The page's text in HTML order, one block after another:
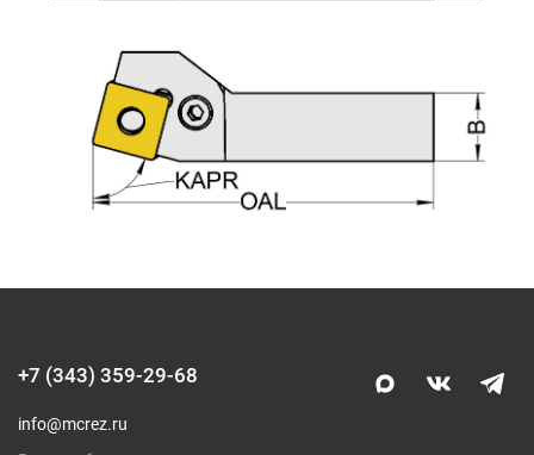
+7 (343) 359-29-68
info@mcrez.ru